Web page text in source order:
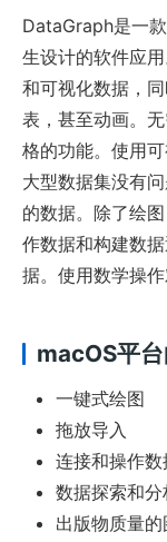
DataGraph是一
生设计的软件应
和可视化数据，
表，甚至动画。
格的功能。使用
大型数据集没有
的数据。除了绘
作数据和构建数
据。使用数学操
macOS平
一键式绘图
拖放导入
连接和操作数
数据探索和
出版物质量